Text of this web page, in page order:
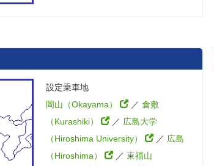
設定乗車地
岡山（Okayama）
／ 倉敷
（Kurashiki）
／ 広島大学
（Hiroshima University）
／ 広島
（Hiroshima）
／ 東福山